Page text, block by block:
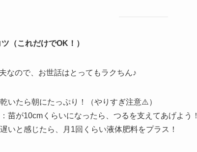
（これだけでOK！）
なので、お世話はとってもラクちん♪
乾いたら朝にたっぷり！（やりすぎ注意⚠️）
：苗が10cmくらいになったら、つるを支えてあげよう！
いと感じたら、月1回くらい液体肥料をプラス！